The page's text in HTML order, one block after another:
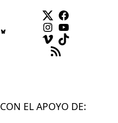
TwitterFacebook
Instagram
YouTube
VimeoTikTok
Feed RSS
CON EL APOYO DE: